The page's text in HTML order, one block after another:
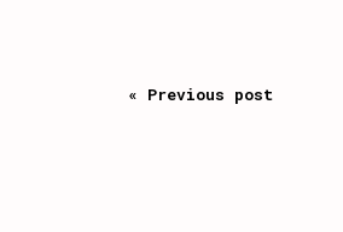
« Previous post